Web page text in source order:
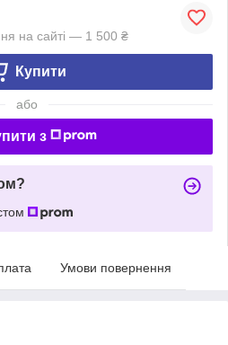
на сайті — 1 500 ₴
Купити
або
з
Умови повернення